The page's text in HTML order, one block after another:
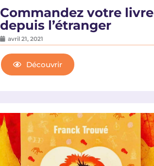
Commandez votre livre
depuis l’étranger
avril 21, 2021
Découvrir